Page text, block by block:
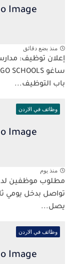
منذ بضع دقائق
إعلان توظيف:
باب التوظيف...
وظائف في الاردن
منذ يوم
مطلوب موظفين
تواصل بدخل يومي
يصل...
وظائف في الاردن